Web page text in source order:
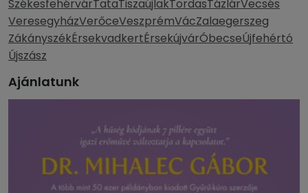
SzékesfehérvárTataTiszaújlakTordasTázlárVecsés
VeresegyházVerőceVeszprémVácZalaegerszeg
ZákányszékÉrsekvadkertÉrsekújvárÓbecseÚjfehértó
Újszász
Ajánlatunk